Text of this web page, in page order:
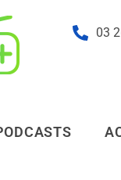
03